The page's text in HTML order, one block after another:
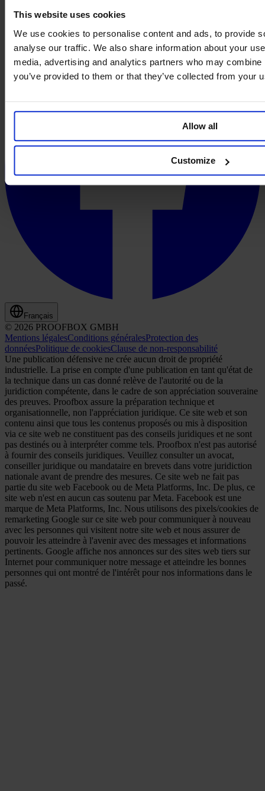
This website uses cookies
We use cookies to personalise content and ads, to provide
analyse our traffic. We also share information about your
media, advertising and analytics partners who may
you’ve provided to them or that they’ve collected from your
Allow all
Customize
Français
© 2026 PROOFBOX GMBH
Mentions légalesConditions généralesProtection des
donnéesPolitique de cookiesClause de non-responsabilité
Une publication défensive ne crée aucun droit de propriété
industrielle. La prise en compte d'une publication en tant qu'état de
la technique dans un cas donné relève de l'autorité ou de la
juridiction compétente, dans le cadre de son appréciation souveraine
des preuves. Proofbox assure la préparation technique et
organisationnelle, non l'appréciation juridique. Ce site web et son
contenu ainsi que tous les contenus proposés ou mis à disposition
via ce site web ne constituent pas des conseils juridiques et ne sont
pas destinés ou à interpréter comme tels. Proofbox n'est pas autorisé
à fournir des conseils juridiques. Veuillez consulter un avocat,
conseiller juridique ou mandataire en brevets dans votre juridiction
nationale avant de prendre des mesures. Ce site web ne fait pas
partie du site web Facebook ou de Meta Platforms, Inc. De plus, ce
site web n'est en aucun cas soutenu par Meta. Facebook est une
marque de Meta Platforms, Inc. Nous utilisons des pixels/cookies de
remarketing Google sur ce site web pour communiquer à nouveau
avec les personnes qui visitent notre site web et nous assurer de
pouvoir les atteindre à l'avenir avec des messages et informations
pertinents. Google affiche nos annonces sur des sites web tiers sur
Internet pour communiquer notre message et atteindre les bonnes
personnes qui ont montré de l'intérêt pour nos informations dans le
passé.